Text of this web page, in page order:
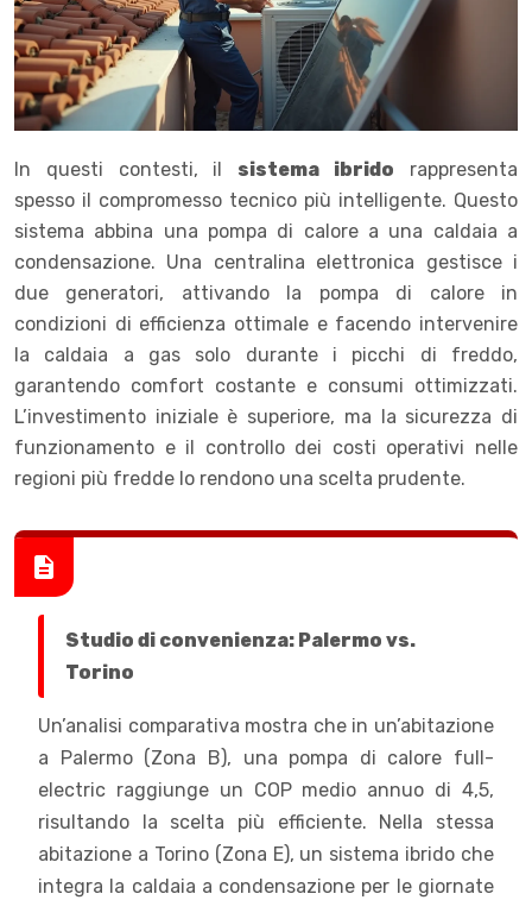
In questi contesti, il sistema ibrido rappresenta
spesso il compromesso tecnico più intelligente. Questo
sistema abbina una pompa di calore a una caldaia a
condensazione. Una centralina elettronica gestisce i
due generatori, attivando la pompa di calore in
condizioni di efficienza ottimale e facendo intervenire
la caldaia a gas solo durante i picchi di freddo,
garantendo comfort costante e consumi ottimizzati.
L’investimento iniziale è superiore, ma la sicurezza di
funzionamento e il controllo dei costi operativi nelle
regioni più fredde lo rendono una scelta prudente.
Studio di convenienza: Palermo vs.
Torino
Un’analisi comparativa mostra che in un’abitazione
a Palermo (Zona B), una pompa di calore full-
electric raggiunge un COP medio annuo di 4,5,
risultando la scelta più efficiente. Nella stessa
abitazione a Torino (Zona E), un sistema ibrido che
integra la caldaia a condensazione per le giornate